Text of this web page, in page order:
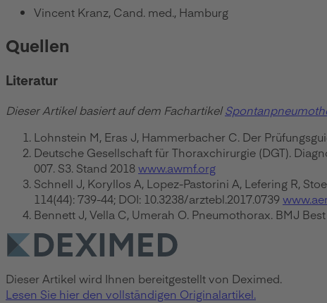
Vincent Kranz, Cand. med., Hamburg
Quellen
Literatur
Dieser Artikel basiert auf dem Fachartikel
Lohnstein M, Eras J, Hammerbacher C. Der
Deutsche Gesellschaft für Thoraxchirurgie (DGT).
007. S3. Stand 2018www.awmf.org
Schnell J, Koryllos A, Lopez-Pastorini A, Lefering R,
114(44): 739-44; DOI: 10.3238/arztebl.2017.0739
Bennett J, Vella C, Umerah O. Pneumothorax. BMJ
Dieser Artikel wird Ihnen bereitgestellt von Deximed.
Lesen Sie hier den vollständigen Originalartikel.